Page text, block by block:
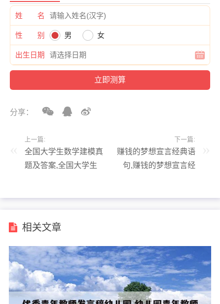
姓 名
性 别 男 女
出生日期
分享：
上一篇:
全国大学生数学建模真
题及答案,全国大学生
下一篇:
赚钱的梦想宣言经典语
句,赚钱的梦想宣言经
相关文章